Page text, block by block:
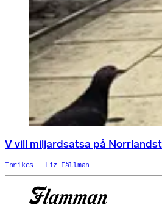
V vill miljardsatsa på
Inrikes Liz Fällman